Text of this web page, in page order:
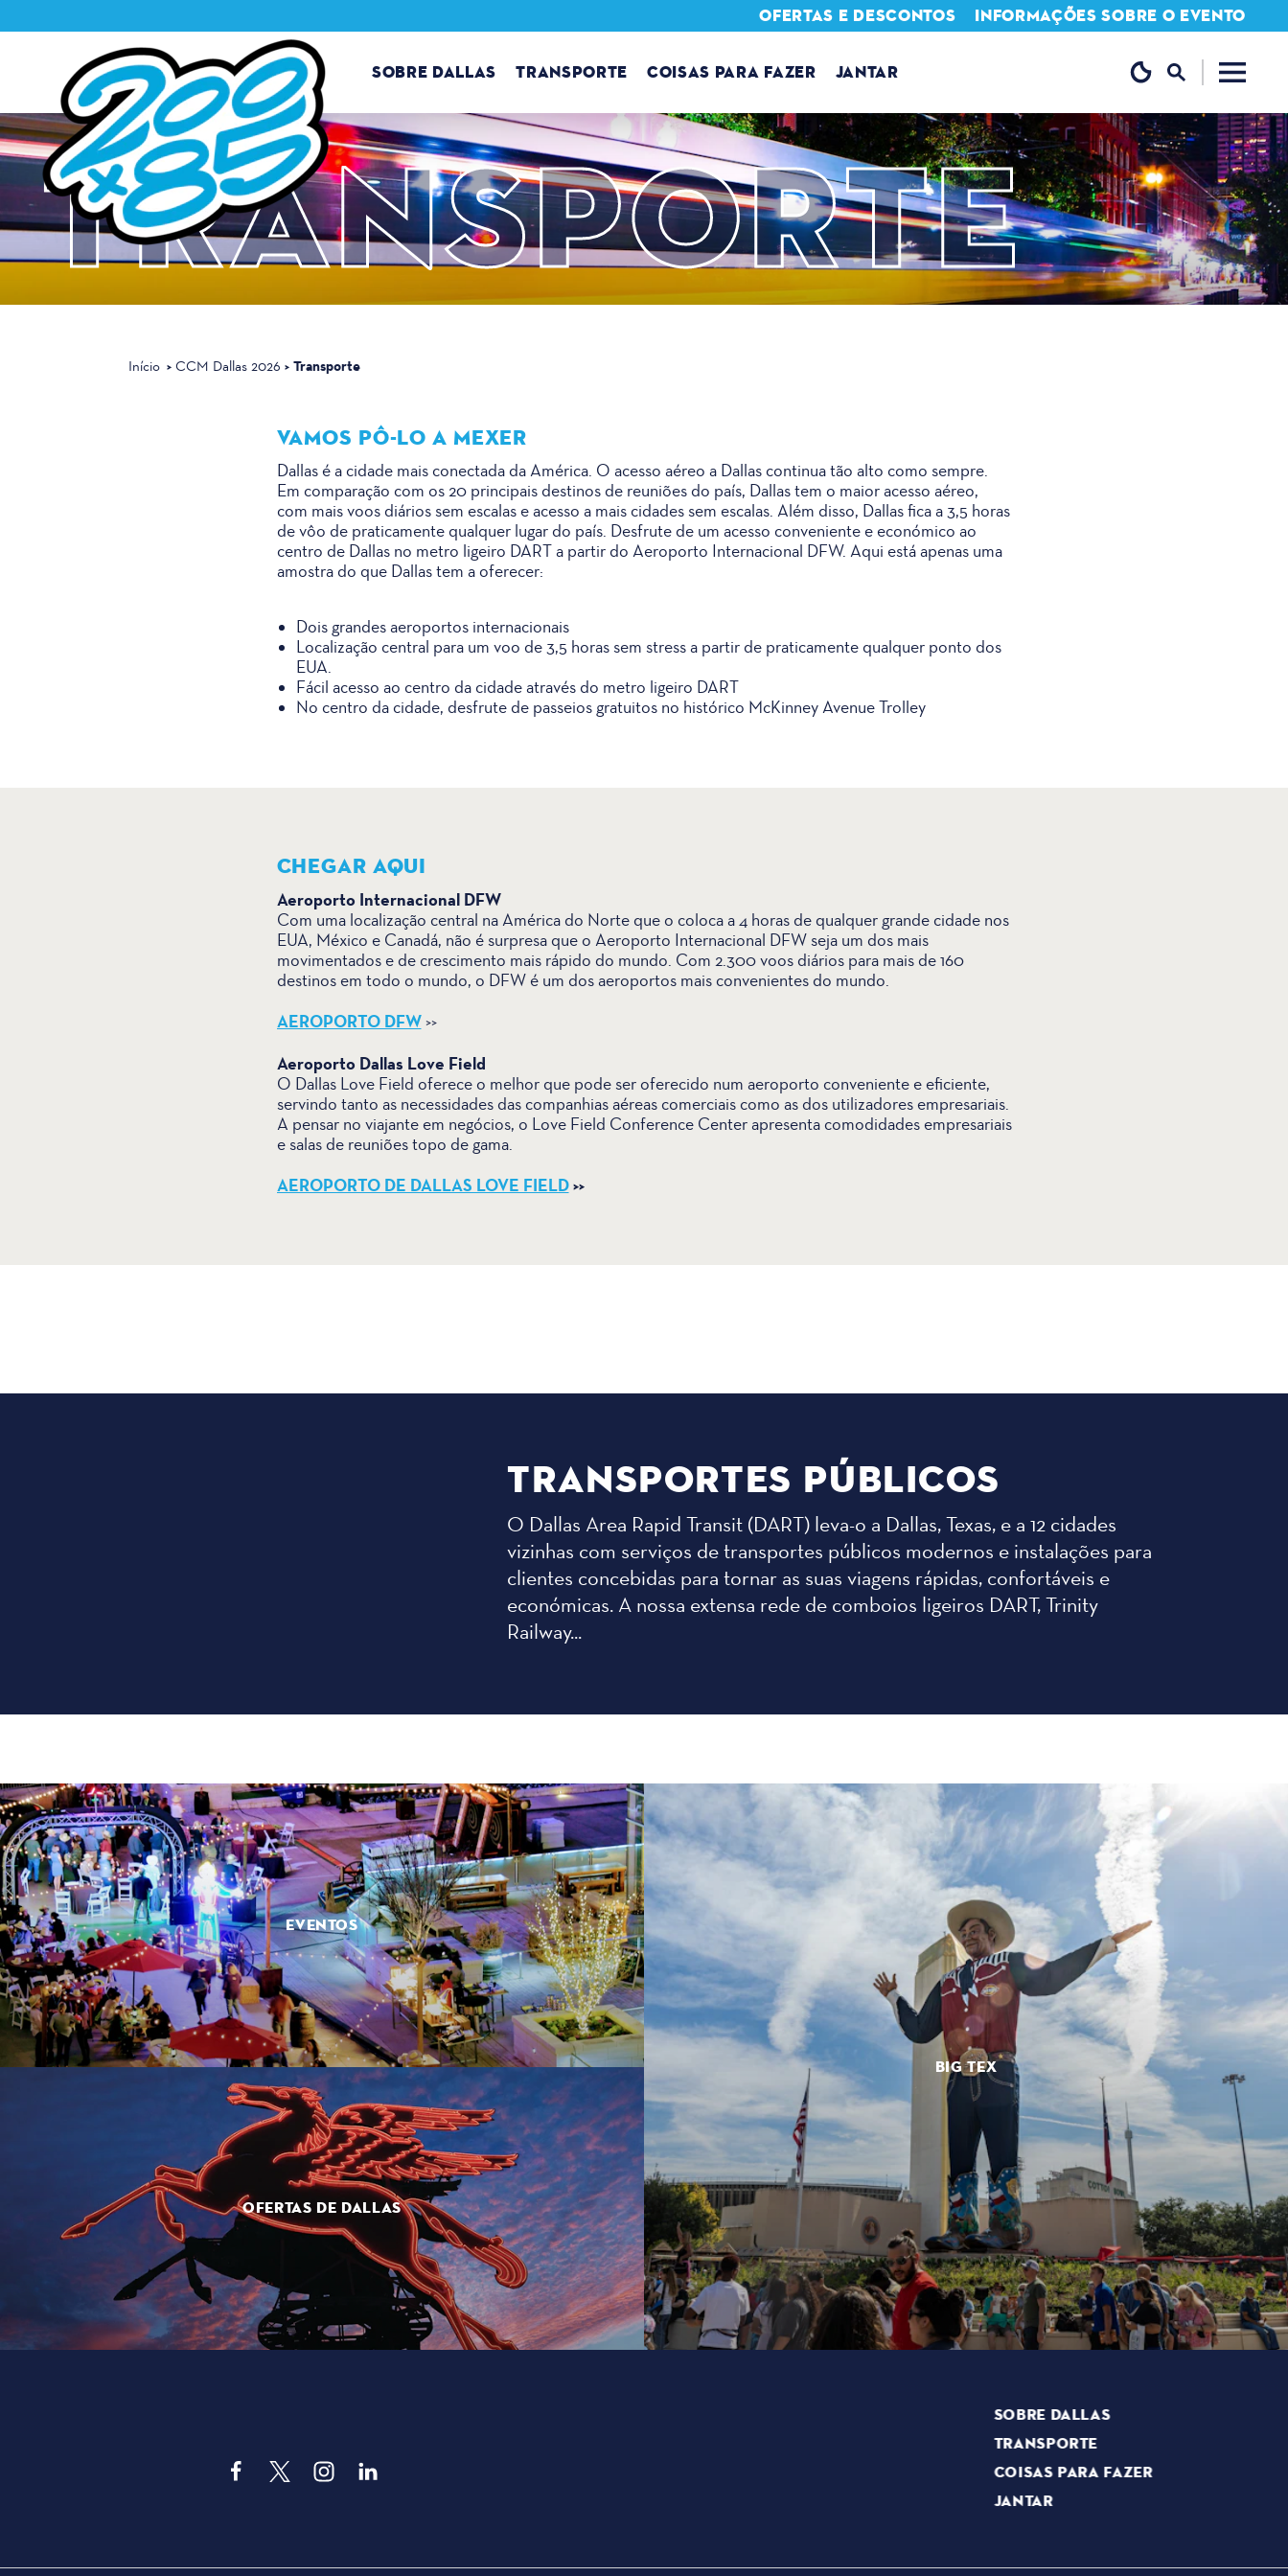
Saltar para o conteúdo
SOBRE DALLAS TRANSPORTE COISAS PARA FAZER JANTAR
OFERTAS E DESCONTOS INFORMAÇÕES SOBRE O EVENTO
TRANSPORTE
Início CCM Dallas 2026 Transporte
VAMOS PÔ-LO A MEXER
Dallas é a cidade mais conectada da América. O acesso aéreo a Dallas continua tão alto como sempre.
Em comparação com os 20 principais destinos de reuniões do país, Dallas tem o maior acesso aéreo,
com mais voos diários sem escalas e acesso a mais cidades sem escalas. Além disso, Dallas fica a 3,5 horas
de vôo de praticamente qualquer lugar do país. Desfrute de um acesso conveniente e económico ao
centro de Dallas no metro ligeiro DART a partir do Aeroporto Internacional DFW. Aqui está apenas uma
amostra do que Dallas tem a oferecer:
Dois grandes aeroportos internacionais
Localização central para um voo de 3,5 horas sem stress a partir de praticamente qualquer ponto dos
EUA.
Fácil acesso ao centro da cidade através do metro ligeiro DART
No centro da cidade, desfrute de passeios gratuitos no histórico McKinney Avenue Trolley
CHEGAR AQUI
Aeroporto Internacional DFW
Com uma localização central na América do Norte que o coloca a 4 horas de qualquer grande cidade nos
EUA, México e Canadá, não é surpresa que o Aeroporto Internacional DFW seja um dos mais
movimentados e de crescimento mais rápido do mundo. Com 2.300 voos diários para mais de 160
destinos em todo o mundo, o DFW é um dos aeroportos mais convenientes do mundo.
AEROPORTO DFW>>
Aeroporto Dallas Love Field
O Dallas Love Field oferece o melhor que pode ser oferecido num aeroporto conveniente e eficiente,
servindo tanto as necessidades das companhias aéreas comerciais como as dos utilizadores empresariais.
A pensar no viajante em negócios, o Love Field Conference Center apresenta comodidades empresariais
e salas de reuniões topo de gama.
AEROPORTO DE DALLAS LOVE FIELD>>
TRANSPORTES PÚBLICOS
O Dallas Area Rapid Transit (DART) leva-o a Dallas, Texas, e a 12 cidades
vizinhas com serviços de transportes públicos modernos e instalações para
clientes concebidas para tornar as suas viagens rápidas, confortáveis e
económicas. A nossa extensa rede de comboios ligeiros DART, Trinity
Railway...
EVENTOS
OFERTAS DE DALLAS
BIG TEX
SOBRE DALLAS
TRANSPORTE
COISAS PARA FAZER
JANTAR